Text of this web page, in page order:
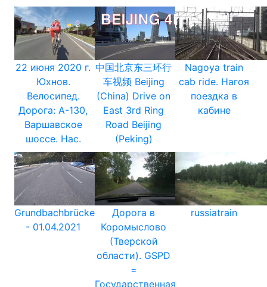
22 июня 2020 г.
Юхнов.
Велосипед.
Дорога: А-130,
Варшавское
шоссе. Нас.
中国北京东三环行
车视频 Beijing
(China) Drive on
East 3rd Ring
Road Beijing
(Peking)
Nagoya train
cab ride. Нагоя
поездка в
кабине
Grundbachbrücke
- 01.04.2021
Дорога в
Коромыслово
(Тверской
области). GSPD
=
Государственная
russiatrain